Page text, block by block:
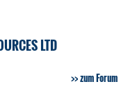
LTD
zum Forum